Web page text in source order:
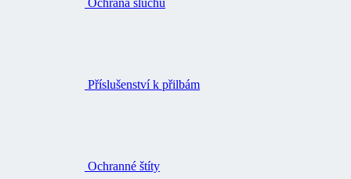
Ochrana sluchu
Příslušenství k přilbám
Ochranné štíty